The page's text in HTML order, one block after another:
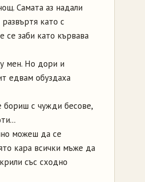
Самата аз надали
като с
се заби като кървава
мен. Но дори и
едвам обуздаха
бориш с чужди бесове,
можеш да се
кара всички мъже да
със сходно